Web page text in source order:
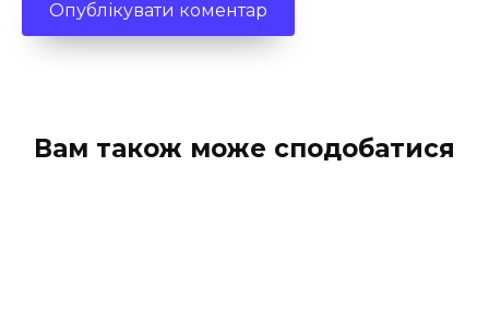
Вам також може сподобатися